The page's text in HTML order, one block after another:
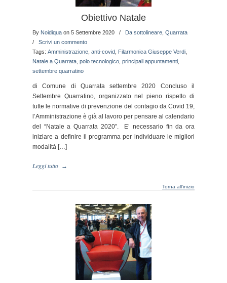
Obiettivo Natale
By Noidiqua on 5 Settembre 2020 / Da sottolineare Quarrata
/ Scrivi un commento
Tags: Amministrazione anti-covid Filarmonica Giuseppe Verdi
Natale a Quarrata polo tecnologico principali appuntamenti
settembre quarratino
di Comune di Quarrata settembre 2020 Concluso il
Settembre Quarratino, organizzato nel pieno rispetto di
tutte le normative di prevenzione del contagio da Covid 19,
l’Amministrazione è già al lavoro per pensare al calendario
del “Natale a Quarrata 2020”. E’ necessario fin da ora
iniziare a definire il programma per individuare le migliori
modalità […]
Leggi tutto →
Torna all'inizio